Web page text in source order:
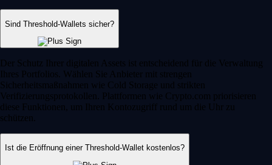
Sind Threshold-Wallets sicher?
Der Schutz Ihrer digitalen Assets ist entscheidend für die Verwaltung
Ihres Portfolios. Wählen Sie Anbieter mit strengen
Sicherheitsmaßnahmen wie Cold Storage und strikten
Verifizierungsprotokollen. Plattformen wie Crypto.com priorisieren
diese Funktionen, um Ihren Kontozugriff rund um die Uhr zu
schützen.
Ist die Eröffnung einer Threshold-Wallet kostenlos?